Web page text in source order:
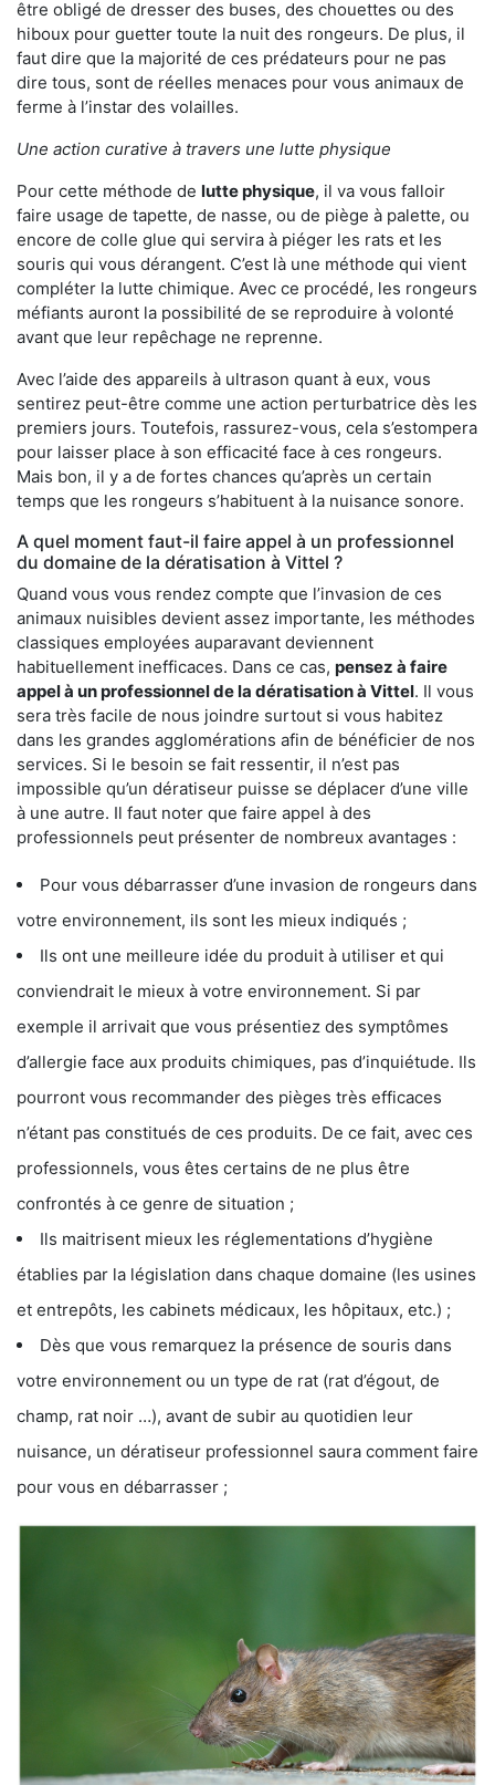
être obligé de dresser des buses, des chouettes ou des
hiboux pour guetter toute la nuit des rongeurs. De plus, il
faut dire que la majorité de ces prédateurs pour ne pas
dire tous, sont de réelles menaces pour vous animaux de
ferme à l’instar des volailles.
Une action curative à travers une lutte physique
Pour cette méthode de lutte physique, il va vous falloir
faire usage de tapette, de nasse, ou de piège à palette, ou
encore de colle glue qui servira à piéger les rats et les
souris qui vous dérangent. C’est là une méthode qui vient
compléter la lutte chimique. Avec ce procédé, les rongeurs
méfiants auront la possibilité de se reproduire à volonté
avant que leur repêchage ne reprenne.
Avec l’aide des appareils à ultrason quant à eux, vous
sentirez peut-être comme une action perturbatrice dès les
premiers jours. Toutefois, rassurez-vous, cela s’estompera
pour laisser place à son efficacité face à ces rongeurs.
Mais bon, il y a de fortes chances qu’après un certain
temps que les rongeurs s’habituent à la nuisance sonore.
A quel moment faut-il faire appel à un professionnel
du domaine de la dératisation à Vittel ?
Quand vous vous rendez compte que l’invasion de ces
animaux nuisibles devient assez importante, les méthodes
classiques employées auparavant deviennent
habituellement inefficaces. Dans ce cas, pensez à faire
appel à un professionnel de la dératisation à Vittel. Il vous
sera très facile de nous joindre surtout si vous habitez
dans les grandes agglomérations afin de bénéficier de nos
services. Si le besoin se fait ressentir, il n’est pas
impossible qu’un dératiseur puisse se déplacer d’une ville
à une autre. Il faut noter que faire appel à des
professionnels peut présenter de nombreux avantages :
Pour vous débarrasser d’une invasion de rongeurs dans
votre environnement, ils sont les mieux indiqués ;
Ils ont une meilleure idée du produit à utiliser et qui
conviendrait le mieux à votre environnement. Si par
exemple il arrivait que vous présentiez des symptômes
d’allergie face aux produits chimiques, pas d’inquiétude. Ils
pourront vous recommander des pièges très efficaces
n’étant pas constitués de ces produits. De ce fait, avec ces
professionnels, vous êtes certains de ne plus être
confrontés à ce genre de situation ;
Ils maitrisent mieux les réglementations d’hygiène
établies par la législation dans chaque domaine (les usines
et entrepôts, les cabinets médicaux, les hôpitaux, etc.) ;
Dès que vous remarquez la présence de souris dans
votre environnement ou un type de rat (rat d’égout, de
champ, rat noir …), avant de subir au quotidien leur
nuisance, un dératiseur professionnel saura comment faire
pour vous en débarrasser ;